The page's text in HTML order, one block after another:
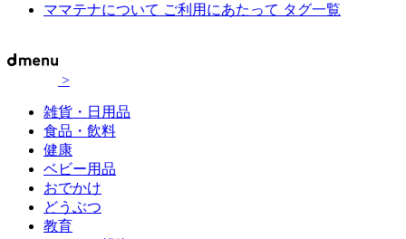
ママテナについて ご利用にあたって タグ一覧
>
雑貨・日用品
食品・飲料
健康
ベビー用品
おでかけ
どうぶつ
教育